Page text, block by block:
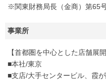
※関東財務局長（金商）第65
事業所
【首都圏を中心とした店舗展開
■本社/東京
■支店/大手センタービル、霞